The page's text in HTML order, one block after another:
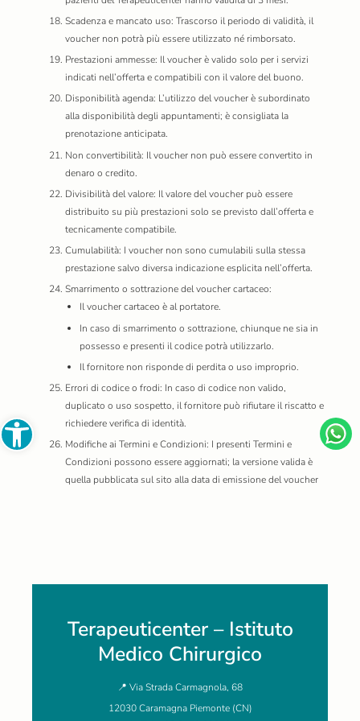
Scadenza e mancato uso: Trascorso il periodo di validità, il
voucher non potrà più essere utilizzato né rimborsato.
Prestazioni ammesse: Il voucher è valido solo per i servizi
indicati nell’offerta e compatibili con il valore del buono.
Disponibilità agenda: L’utilizzo del voucher è subordinato
alla disponibilità degli appuntamenti; è consigliata la
prenotazione anticipata.
Non convertibilità: Il voucher non può essere convertito in
denaro o credito.
Divisibilità del valore: Il valore del voucher può essere
distribuito su più prestazioni solo se previsto dall’offerta e
tecnicamente compatibile.
Cumulabilità: I voucher non sono cumulabili sulla stessa
prestazione salvo diversa indicazione esplicita nell’offerta.
Smarrimento o sottrazione del voucher cartaceo:
Il voucher cartaceo è al portatore.
In caso di smarrimento o sottrazione, chiunque ne sia in
possesso e presenti il codice potrà utilizzarlo.
Il fornitore non risponde di perdita o uso improprio.
Errori di codice o frodi: In caso di codice non valido,
duplicato o uso sospetto, il fornitore può rifiutare il riscatto e
richiedere verifica di identità.
Modifiche ai Termini e Condizioni: I presenti Termini e
Condizioni possono essere aggiornati; la versione valida è
quella pubblicata sul sito alla data di emissione del voucher
Terapeuticenter – Istituto
Medico Chirurgico
📍 Via Strada Carmagnola, 68
12030 Caramagna Piemonte (CN)
Open toolbar